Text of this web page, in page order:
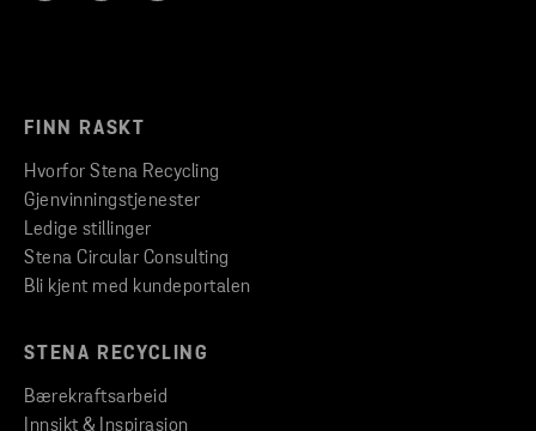
FINN RASKT
Hvorfor Stena Recycling
Gjenvinningstjenester
Ledige stillinger
Stena Circular Consulting
Bli kjent med kundeportalen
STENA RECYCLING
Bærekraftsarbeid
Innsikt & Inspirasjon